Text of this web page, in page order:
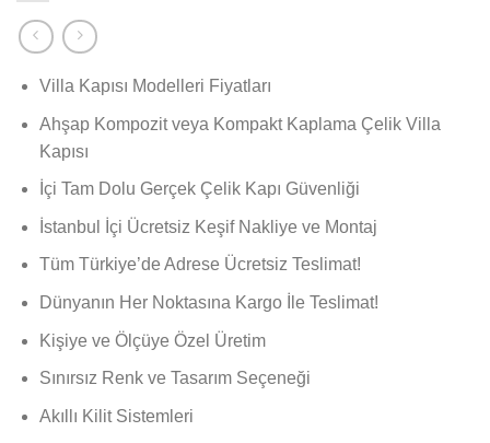
Villa Kapısı Modelleri Fiyatları
Ahşap Kompozit veya Kompakt Kaplama Çelik Villa
Kapısı
İçi Tam Dolu Gerçek Çelik Kapı Güvenliği
İstanbul İçi Ücretsiz Keşif Nakliye ve Montaj
Tüm Türkiye’de Adrese Ücretsiz Teslimat!
Dünyanın Her Noktasına Kargo İle Teslimat!
Kişiye ve Ölçüye Özel Üretim
Sınırsız Renk ve Tasarım Seçeneği
Akıllı Kilit Sistemleri